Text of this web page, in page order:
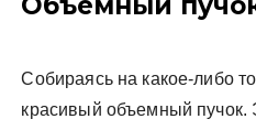
Собираясь на какое-либо
красивый объемный пучок.